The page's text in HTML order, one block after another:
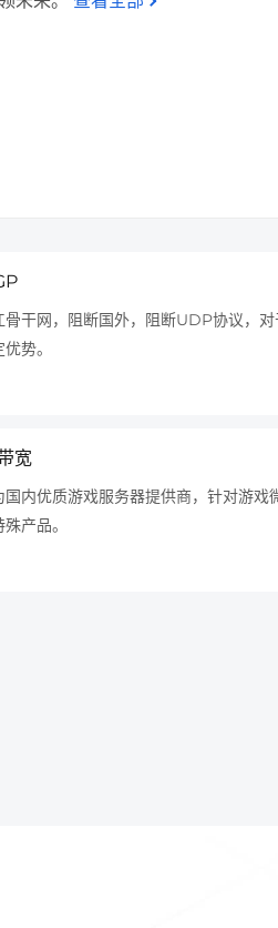
骨干网，阻断国外，阻断UDP协议，
势。
宽
国内优质游戏服务器提供商，针对游戏
产品。